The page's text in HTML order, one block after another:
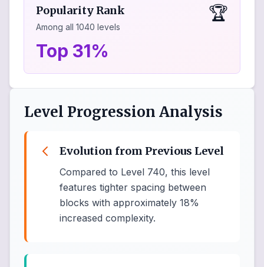
Popularity Rank
Among all 1040 levels
🏆
Top 31%
Level Progression Analysis
Evolution from Previous Level
Compared to Level 740, this level
features tighter spacing between
blocks with approximately 18%
increased complexity.